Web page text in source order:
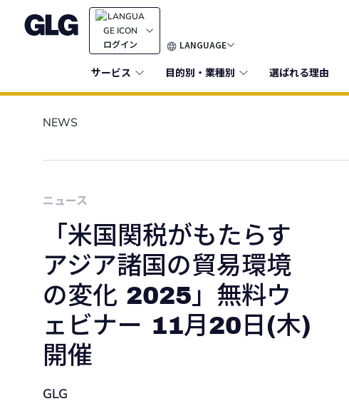
ログイン LANGUAGE
サービス 目的別・業種別 選ばれる理由
NEWS
ニュース
「米国関税がもたらす
アジア諸国の貿易環境
の変化 2025」無料ウ
ェビナー 11月20日(木)
開催
GLG